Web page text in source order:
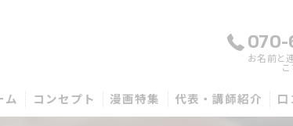
070-
お名前と
ム コンセプト 漫画特集 代表・講師紹介 口